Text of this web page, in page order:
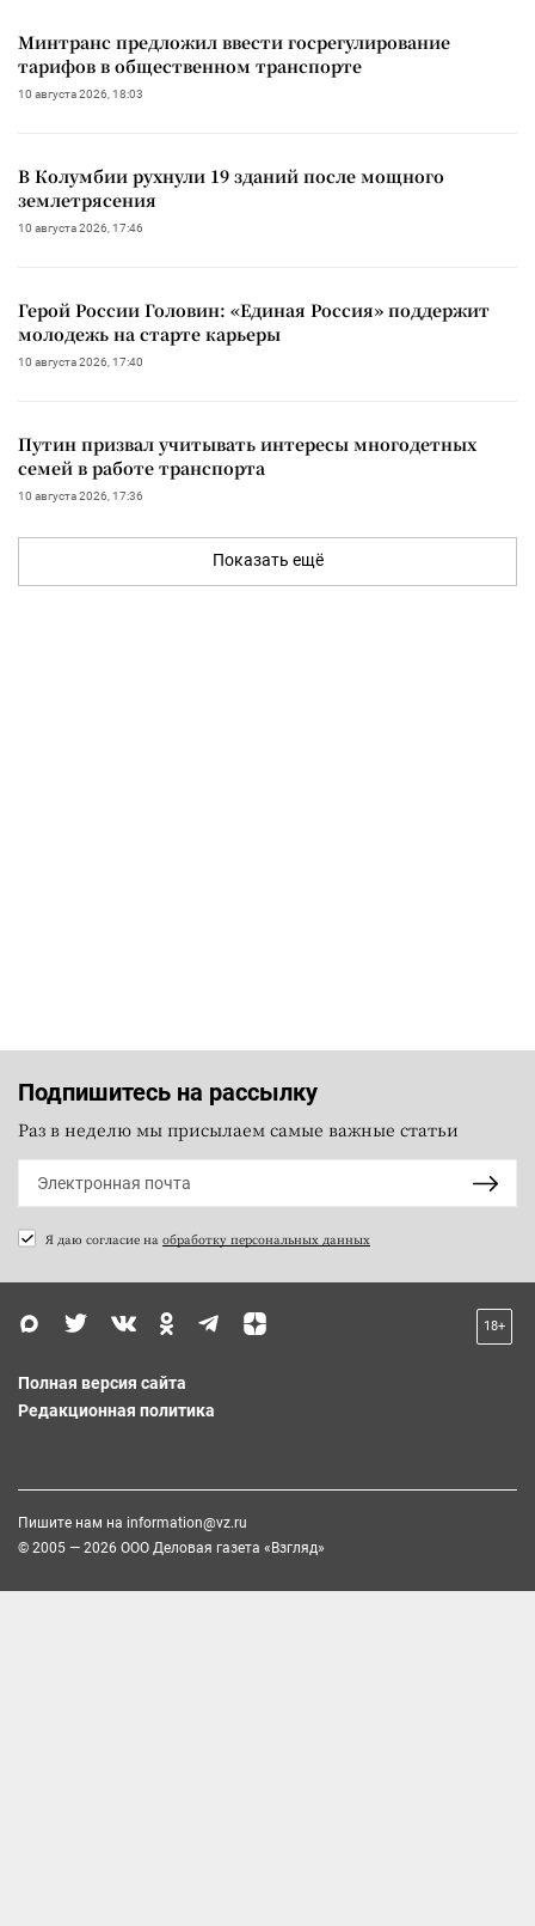
Минтранс предложил ввести госрегулирование
тарифов в общественном транспорте
10 августа 2026, 18:03
В Колумбии рухнули 19 зданий после мощного
землетрясения
10 августа 2026, 17:46
Герой России Головин: «Единая Россия» поддержит
молодежь на старте карьеры
10 августа 2026, 17:40
Путин призвал учитывать интересы многодетных
семей в работе транспорта
10 августа 2026, 17:36
Показать ещё
Подпишитесь на рассылку
Раз в неделю мы присылаем самые важные статьи
Я даю согласие на обработку персональных данных
18+
Полная версия сайта
Редакционная политика
Пишите нам на information@vz.ru
© 2005 — 2026 ООО Деловая газета «Взгляд»